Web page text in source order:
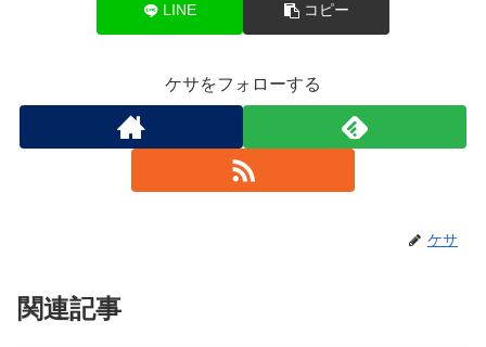
LINE コピー
ケサをフォローする
ケサ
関連記事